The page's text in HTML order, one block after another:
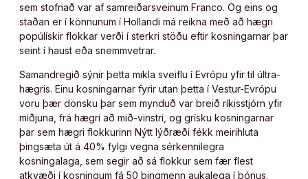
sem stofnað var af samreiðarsveinum Franco. Og eins og
staðan er í könnunum í Hollandi má reikna með að hægri
popúlískir flokkar verði í sterkri stöðu eftir kosningarnar þar
seint í haust eða snemmvetrar.
Samandregið sýnir þetta mikla sveiflu í Evrópu yfir til últra-
hægris. Einu kosningarnar fyrir utan þetta í Vestur-Evrópu
voru þær dönsku þar sem mynduð var breið ríkisstjórn yfir
miðjuna, frá hægri að mið-vinstri, og grísku kosningarnar
þar sem hægri flokkurinn Nýtt lýðræði fékk meirihluta
þingsæta út á 40% fylgi vegna sérkennilegra
kosningalaga, sem segir að sá flokkur sem fær flest
atkvæði í kosningum fá 50 þingmenn aukalega í bónus.